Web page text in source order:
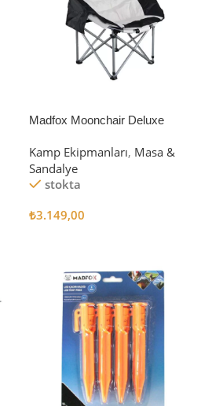
Madfox Moonchair Deluxe
Siyah/Gri
Kamp Ekipmanları, Masa &
Sandalye
stokta
₺3.149,00